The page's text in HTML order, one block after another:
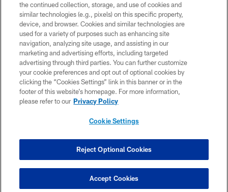
© 2026 Forty Niners Football Company LLC
TERMS AND CONDITIONS
PRIVACY POLICY
ACCESSIBILITY
CONTACT US
COOKIE SETTINGS
the continued collection, storage, and use of cookies and
similar technologies (e.g., pixels) on this specific property,
device, and browser. Cookies and similar technologies are
used for a variety of purposes such as enhancing site
navigation, analyzing site usage, and assisting in our
marketing and advertising efforts, including targeted
advertising through third parties. You can further customize
your cookie preferences and opt out of optional cookies by
clicking the “Cookies Settings” link in this banner or in the
footer of this website’s homepage. For more information,
please refer to our Privacy Policy
Cookie Settings
Reject Optional Cookies
Accept Cookies